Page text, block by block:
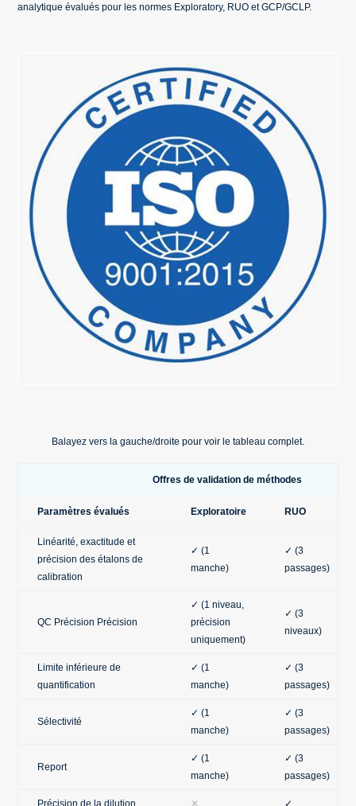
analytique évalués pour les normes Exploratory, RUO et GCP/GCLP.
Balayez vers la gauche/droite pour voir le tableau complet.
Offres de validation de méthodes
Paramètres évalués Exploratoire RUO
Linéarité, exactitude et
précision des étalons de
calibration
✓ (1
manche)
✓ (3
passages)
QC Précision Précision
✓ (1 niveau,
précision
uniquement)
✓ (3
niveaux)
Limite inférieure de
quantification
✓ (1
manche)
✓ (3
passages)
Sélectivité
✓ (1
manche)
✓ (3
passages)
Report
✓ (1
manche)
✓ (3
passages)
Précision de la dilution ✕ ✓